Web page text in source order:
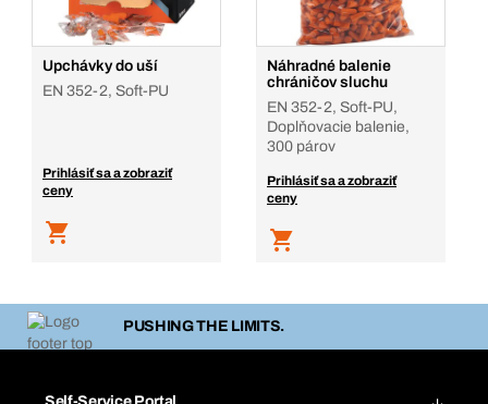
Upchávky do uší
EN 352-2, Soft-PU
Prihlásiť sa a zobraziť
ceny
Náhradné balenie
chráničov sluchu
EN 352-2, Soft-PU,
Doplňovacie balenie,
300 párov
Prihlásiť sa a zobraziť
ceny
PUSHING THE LIMITS.